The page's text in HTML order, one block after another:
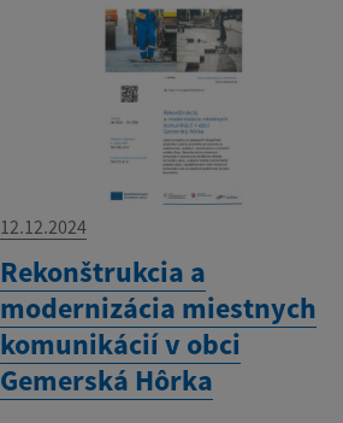
12.12.2024
Rekonštrukcia a
modernizácia miestnych
komunikácií v obci
Gemerská Hôrka